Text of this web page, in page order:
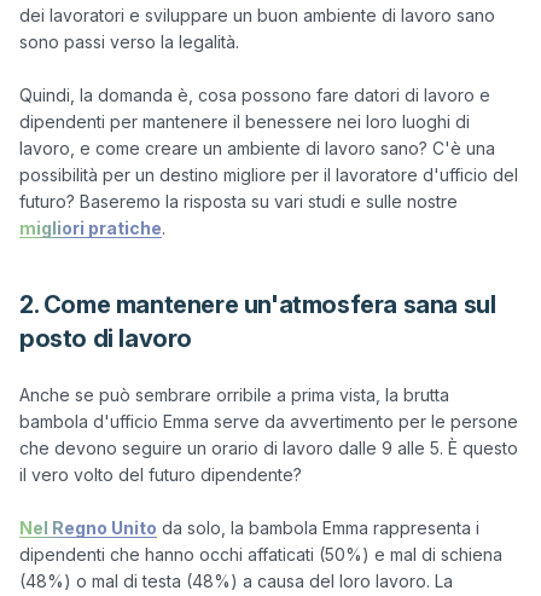
dei lavoratori e sviluppare un buon ambiente di lavoro sano
sono passi verso la legalità.
Quindi, la domanda è, cosa possono fare datori di lavoro e
dipendenti per mantenere il benessere nei loro luoghi di
lavoro, e come creare un ambiente di lavoro sano? C'è una
possibilità per un destino migliore per il lavoratore d'ufficio del
migliori pratiche
2. Come mantenere un'atmosfera sana sul
posto di lavoro
Anche se può sembrare orribile a prima vista, la brutta
bambola d'ufficio Emma serve da avvertimento per le persone
che devono seguire un orario di lavoro dalle 9 alle 5. È questo
il vero volto del futuro dipendente?
Nel Regno Unito da solo, la bambola Emma rappresenta i
dipendenti che hanno occhi affaticati (50%) e mal di schiena
(48%) o mal di testa (48%) a causa del loro lavoro. La